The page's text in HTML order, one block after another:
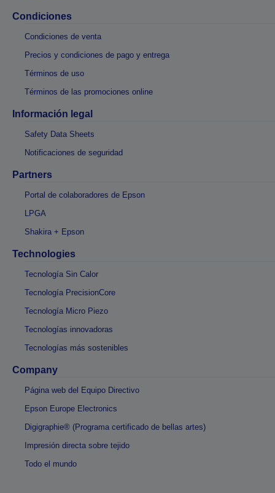
Condiciones
Condiciones de venta
Precios y condiciones de pago y entrega
Términos de uso
Términos de las promociones online
Información legal
Safety Data Sheets
Notificaciones de seguridad
Partners
Portal de colaboradores de Epson
LPGA
Shakira + Epson
Technologies
Tecnología Sin Calor
Tecnología PrecisionCore
Tecnología Micro Piezo
Tecnologías innovadoras
Tecnologías más sostenibles
Company
Página web del Equipo Directivo
Epson Europe Electronics
Digigraphie® (Programa certificado de bellas artes)
Impresión directa sobre tejido
Todo el mundo